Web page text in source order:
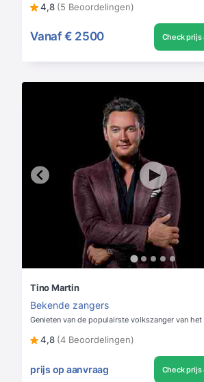
4,8 (5 Beoordelingen)
Vanaf € 2500 Check prijs
Tino Martin
Bekende zangers
Genieten van de populairste volkszanger van het
4,8 (4 Beoordelingen)
prijs op aanvraag Check prijs